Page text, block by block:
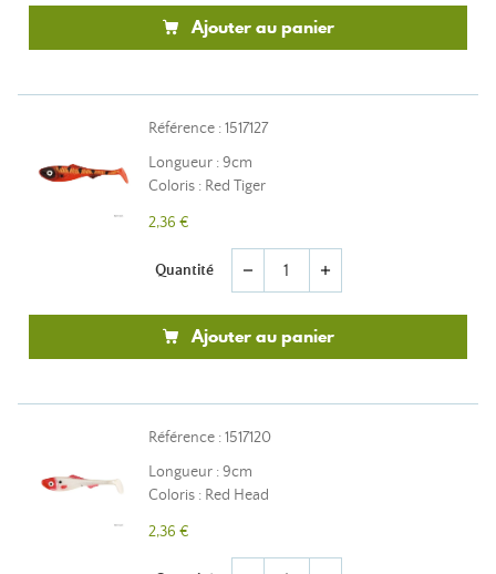
Ajouter au panier
Référence : 1517127
Longueur : 9cm
Coloris : Red Tiger
2,36 €
Quantité remove add
Ajouter au panier
Référence : 1517120
Longueur : 9cm
Coloris : Red Head
2,36 €